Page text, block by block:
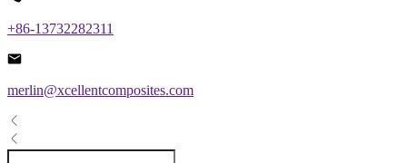
+86-13732282311
merlin@xcellentcomposites.com